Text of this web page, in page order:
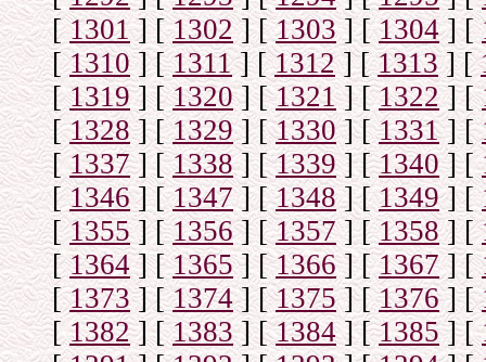
[1301] [1302] [1303] [1304] [
[1310] [1311] [1312] [1313] [
[1319] [1320] [1321] [1322] [
[1328] [1329] [1330] [1331] [
[1337] [1338] [1339] [1340] [
[1346] [1347] [1348] [1349] [
[1355] [1356] [1357] [1358] [
[1364] [1365] [1366] [1367] [
[1373] [1374] [1375] [1376] [
[1382] [1383] [1384] [1385] [